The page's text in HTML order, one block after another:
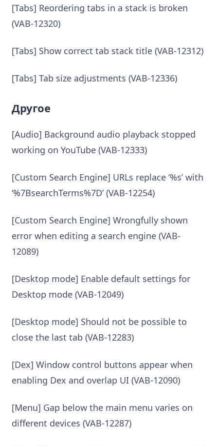
[Tabs] Reordering tabs in a stack is broken
(VAB-12320)
[Tabs] Show correct tab stack title (VAB-12312)
[Tabs] Tab size adjustments (VAB-12336)
Другое
[Audio] Background audio playback stopped
working on YouTube (VAB-12333)
[Custom Search Engine] URLs replace ‘%s’ with
‘%7BsearchTerms%7D’ (VAB-12254)
[Custom Search Engine] Wrongfully shown
error when editing a search engine (VAB-
12089)
[Desktop mode] Enable default settings for
Desktop mode (VAB-12049)
[Desktop mode] Should not be possible to
close the last tab (VAB-12283)
[Dex] Window control buttons appear when
enabling Dex and overlap UI (VAB-12090)
[Menu] Gap below the main menu varies on
different devices (VAB-12287)